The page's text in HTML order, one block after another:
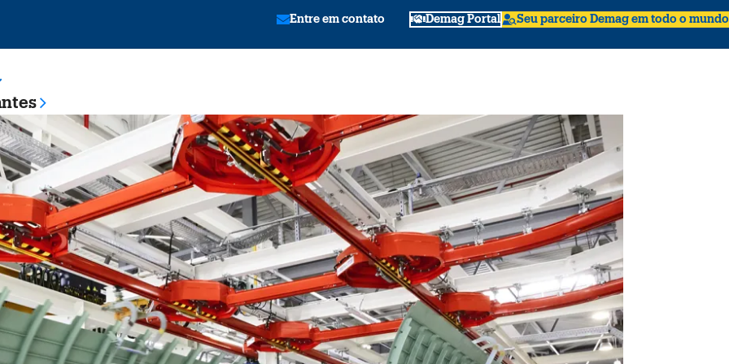
Entre em contato Demag Portal Seu parceiro Demag em todo o mundo